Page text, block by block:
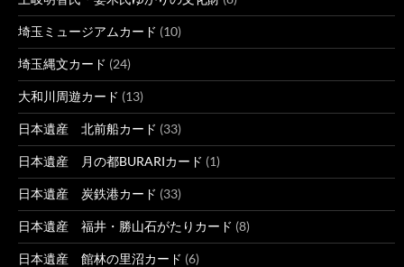
埼玉ミュージアムカード (10)
埼玉縄文カード (24)
大和川周遊カード (13)
日本遺産 北前船カード (33)
日本遺産 月の都BURARIカード (1)
日本遺産 炭鉄港カード (33)
日本遺産 福井・勝山石がたりカード (8)
日本遺産 館林の里沼カード (6)